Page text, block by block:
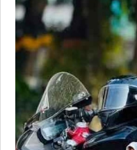
রাজনীতি
নির্বাচন
আলোচিত সংবাদ
ই-পেপার